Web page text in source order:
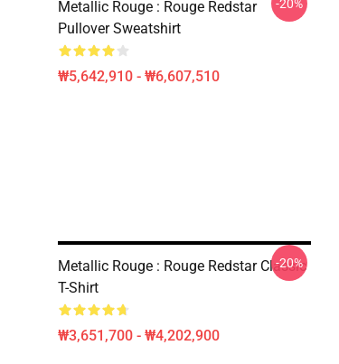
Metallic Rouge : Rouge Redstar
Pullover Sweatshirt
₩5,642,910 - ₩6,607,510
-20%
Metallic Rouge : Rouge Redstar Classic
T-Shirt
₩3,651,700 - ₩4,202,900
-20%